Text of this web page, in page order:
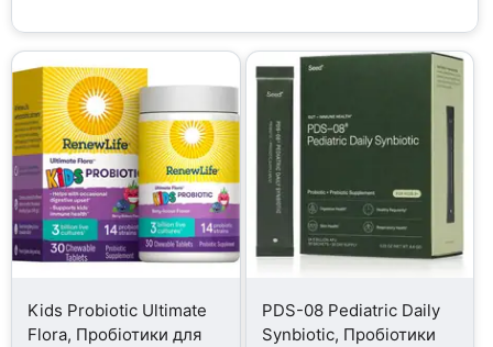
Kids Probiotic Ultimate
Flora, Пробіотики для
PDS-08 Pediatric Daily
Synbiotic, Пробіотики